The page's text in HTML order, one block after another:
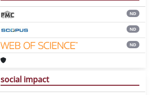
ND
ND
ND
social impact